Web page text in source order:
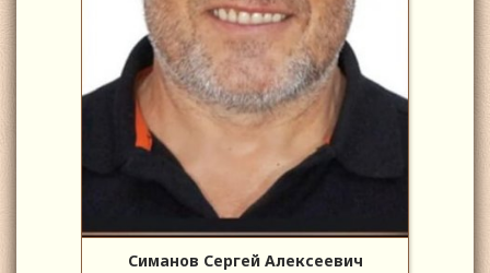
Симанов Сергей Алексеевич